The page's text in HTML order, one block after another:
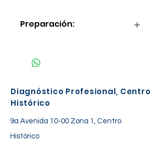
Preparación:
Diagnóstico Profesional, Centro
Histórico
9a Avenida 10-00 Zona 1, Centro
Histórico